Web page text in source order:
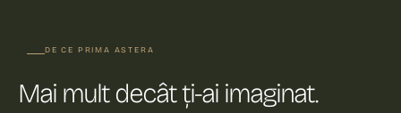
DE CE PRIMA ASTERA
Mai mult decât ți-ai imaginat.